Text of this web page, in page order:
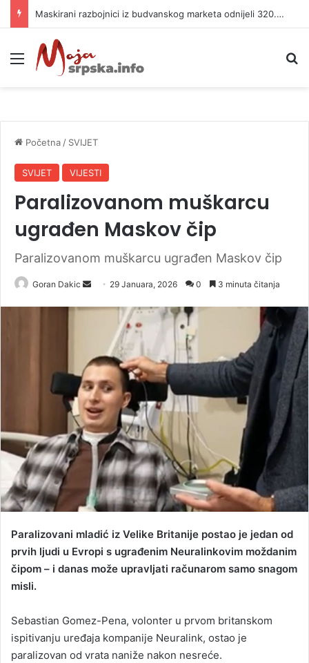
Maskirani razbojnici iz budvanskog marketa odnijeli 320.000 evra
Meni
Početna / SVIJET
SVIJET VIJESTI
Paralizovanom muškarcu
ugrađen Maskov čip
Paralizovanom muškarcu ugrađen Maskov čip
Goran Dakic
n
e
m
a
i
l
29 Januara, 2026 0 3 minuta čitanja
Paralizovani mladić iz Velike Britanije postao je jedan od
prvih ljudi u Evropi s ugrađenim Neuralinkovim moždanim
čipom – i danas može upravljati računarom samo snagom
misli.
Sebastian Gomez-Pena, volonter u prvom britanskom
ispitivanju uređaja kompanije Neuralink, ostao je
paralizovan od vrata naniže nakon nesreće.